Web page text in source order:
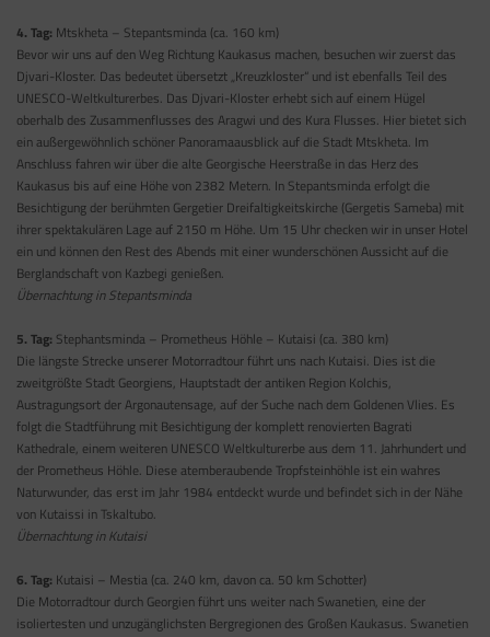
4. Tag: Mtskheta – Stepantsminda (ca. 160 km)
Bevor wir uns auf den Weg Richtung Kaukasus machen, besuchen wir zuerst das
Djvari-Kloster. Das bedeutet übersetzt „Kreuzkloster“ und ist ebenfalls Teil des
UNESCO-Weltkulturerbes. Das Djvari-Kloster erhebt sich auf einem Hügel
oberhalb des Zusammenflusses des Aragwi und des Kura Flusses. Hier bietet sich
ein außergewöhnlich schöner Panoramaausblick auf die Stadt Mtskheta. Im
Anschluss fahren wir über die alte Georgische Heerstraße in das Herz des
Kaukasus bis auf eine Höhe von 2382 Metern. In Stepantsminda erfolgt die
Besichtigung der berühmten Gergetier Dreifaltigkeitskirche (Gergetis Sameba) mit
ihrer spektakulären Lage auf 2150 m Höhe. Um 15 Uhr checken wir in unser Hotel
ein und können den Rest des Abends mit einer wunderschönen Aussicht auf die
Berglandschaft von Kazbegi genießen.
Übernachtung in Stepantsminda
5. Tag: Stephantsminda – Prometheus Höhle – Kutaisi (ca. 380 km)
Die längste Strecke unserer Motorradtour führt uns nach Kutaisi. Dies ist die
zweitgrößte Stadt Georgiens, Hauptstadt der antiken Region Kolchis,
Austragungsort der Argonautensage, auf der Suche nach dem Goldenen Vlies. Es
folgt die Stadtführung mit Besichtigung der komplett renovierten Bagrati
Kathedrale, einem weiteren UNESCO Weltkulturerbe aus dem 11. Jahrhundert und
der Prometheus Höhle. Diese atemberaubende Tropfsteinhöhle ist ein wahres
Naturwunder, das erst im Jahr 1984 entdeckt wurde und befindet sich in der Nähe
von Kutaissi in Tskaltubo.
Übernachtung in Kutaisi
6. Tag: Kutaisi – Mestia (ca. 240 km, davon ca. 50 km Schotter)
Die Motorradtour durch Georgien führt uns weiter nach Swanetien, eine der
isoliertesten und unzugänglichsten Bergregionen des Großen Kaukasus. Swanetien